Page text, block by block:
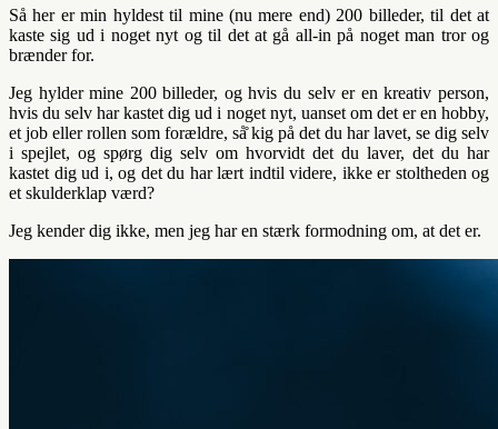
Så her er min hyldest til mine (nu mere end) 200 billeder, til det at
kaste sig ud i noget nyt og til det at gå all-in på noget man tror og
brænder for.
Jeg hylder mine 200 billeder, og hvis du selv er en kreativ person,
hvis du selv har kastet dig ud i noget nyt, uanset om det er en hobby,
et job eller rollen som forældre, så̊ kig på det du har lavet, se dig selv
i spejlet, og spørg dig selv om hvorvidt det du laver, det du har
kastet dig ud i, og det du har lært indtil videre, ikke er stoltheden og
et skulderklap værd?
Jeg kender dig ikke, men jeg har en stærk formodning om, at det er.